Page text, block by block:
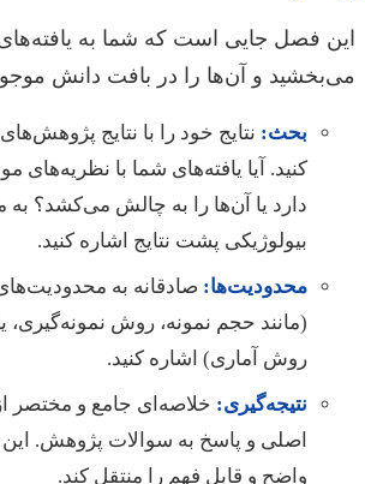
این فصل جایی است که شما به
می‌بخشید و آن‌ها را در بافت دانش
بحث: نتایج خود را با نتایج
کنید. آیا یافته‌های شما با نظریه‌های
دارد یا آن‌ها را به چالش می‌کشد؟ به
بیولوژیکی پشت نتایج اشاره کنید.
محدودیت‌ها: صادقانه به
(مانند حجم نمونه، روش نمونه‌گیری،
روش آماری) اشاره کنید.
نتیجه‌گیری: خلاصه‌ای جامع و مختصر
اصلی و پاسخ به سوالات پژوهش. این
واضح و قابل فهم را منتقل کند.